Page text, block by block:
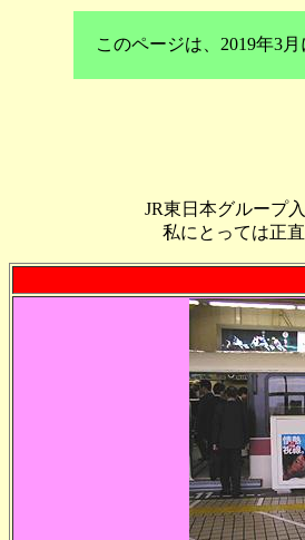
このページは、2019年3
JR東日本グループ
私にとっては正